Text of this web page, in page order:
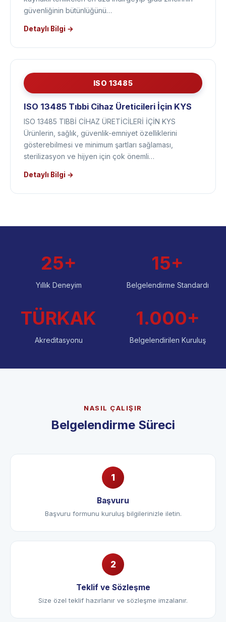
kaynaklı tehlikeleri en aza indirgeyip gıda zincirinin
güvenliğinin bütünlüğünü…
ISO 13485
ISO 13485 Tıbbi Cihaz Üreticileri İçin KYS
ISO 13485 TIBBİ CİHAZ ÜRETİCİLERİ İÇİN KYS
Ürünlerin, sağlık, güvenlik-emniyet özelliklerini
gösterebilmesi ve minimum şartları sağlaması,
sterilizasyon ve hijyen için çok önemli…
25+ 15+
TÜRKAK 1.000+
NASIL ÇALIŞIR
Başvuru
Teklif ve Sözleşme